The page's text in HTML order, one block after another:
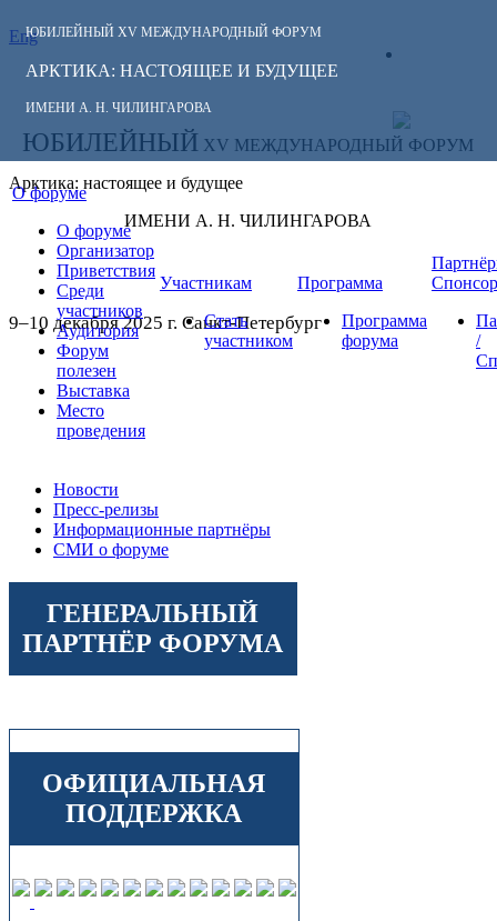
ЮБИЛЕЙНЫЙ XV МЕЖДУНАРОДНЫЙ ФОРУМ
АРКТИКА: НАСТОЯЩЕЕ И БУДУЩЕЕ
ИМЕНИ А. Н. ЧИЛИНГАРОВА
Eng
СЛЕДИТЕ ЗА
НОВОСТЯМИ
ФОРУМА:
ЮБИЛЕЙНЫЙ XV МЕЖДУНАРОДНЫЙ ФОРУМ
Арктика: настоящее и будущее
ИМЕНИ А. Н. ЧИЛИНГАРОВА
9–10 декабря 2025 г. Санкт-Петербург
О форуме
О форуме
Организатор
Приветствия
Среди
участников
Аудитория
Форум
полезен
Выставка
Место
проведения
Участникам
Стать
участником
Программа
Программа
форума
/
Новости
Пресс-релизы
Информационные партнёры
СМИ о форуме
ГЕНЕРАЛЬНЫЙ
ПАРТНЁР ФОРУМА
ОФИЦИАЛЬНАЯ
ПОДДЕРЖКА